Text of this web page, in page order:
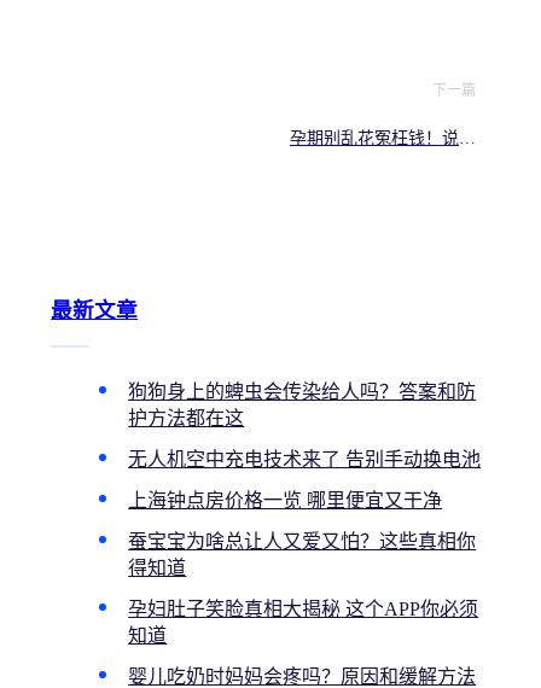
下一篇
孕期别乱花冤枉钱！说到
最新文章
狗狗身上的蜱虫会传染给人吗？答案和防
护方法都在这
无人机空中充电技术来了 告别手动换电池
上海钟点房价格一览 哪里便宜又干净
蚕宝宝为啥总让人又爱又怕？这些真相你
得知道
孕妇肚子笑脸真相大揭秘 这个APP你必须
知道
婴儿吃奶时妈妈会疼吗？原因和缓解方法